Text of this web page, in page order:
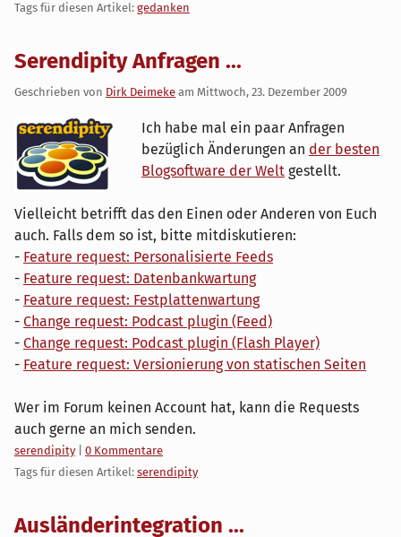
Tags für diesen Artikel: gedanken
Serendipity Anfragen ...
Geschrieben von Dirk Deimeke am Mittwoch, 23. Dezember 2009
Ich habe mal ein paar Anfragen
bezüglich Änderungen an der besten
Blogsoftware der Welt gestellt.
Vielleicht betrifft das den Einen oder Anderen von Euch
auch. Falls dem so ist, bitte mitdiskutieren:
- Feature request: Personalisierte Feeds
- Feature request: Datenbankwartung
- Feature request: Festplattenwartung
- Change request: Podcast plugin (Feed)
- Change request: Podcast plugin (Flash Player)
- Feature request: Versionierung von statischen Seiten
Wer im Forum keinen Account hat, kann die Requests
auch gerne an mich senden.
Kategorien:
serendipity| 0 Kommentare
Tags für diesen Artikel: serendipity
Ausländerintegration ...